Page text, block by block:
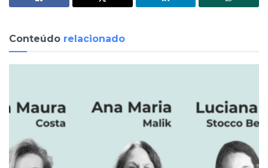
Conteúdo relacionado